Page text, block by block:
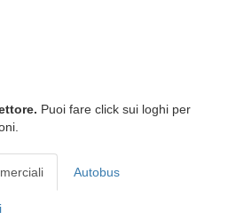
Puoi fare click sui loghi per
Autobus